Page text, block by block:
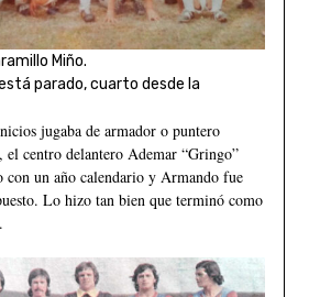
Miño.
parado, cuarto desde la
jugaba de armador o puntero
el centro delantero Ademar “Gringo”
con un año calendario y Armando fue
Lo hizo tan bien que terminó como